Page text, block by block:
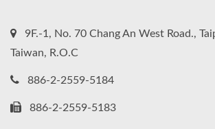
9F.-1, No. 70 Chang An West Road.,
Taiwan, R.O.C
886-2-2559-5184
886-2-2559-5183